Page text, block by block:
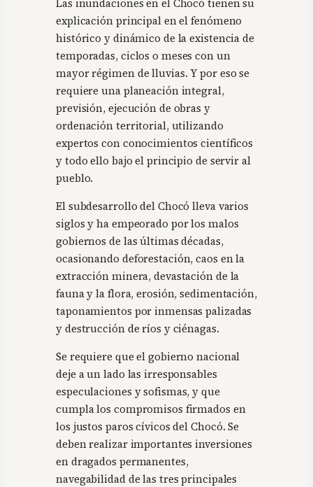
Las inundaciones en el Chocó tienen su
explicación principal en el fenómeno
histórico y dinámico de la existencia de
temporadas, ciclos o meses con un
mayor régimen de lluvias. Y por eso se
requiere una planeación integral,
previsión, ejecución de obras y
ordenación territorial, utilizando
expertos con conocimientos científicos
y todo ello bajo el principio de servir al
pueblo.
El subdesarrollo del Chocó lleva varios
siglos y ha empeorado por los malos
gobiernos de las últimas décadas,
ocasionando deforestación, caos en la
extracción minera, devastación de la
fauna y la flora, erosión, sedimentación,
taponamientos por inmensas palizadas
y destrucción de ríos y ciénagas.
Se requiere que el gobierno nacional
deje a un lado las irresponsables
especulaciones y sofismas, y que
cumpla los compromisos firmados en
los justos paros cívicos del Chocó. Se
deben realizar importantes inversiones
en dragados permanentes,
navegabilidad de las tres principales